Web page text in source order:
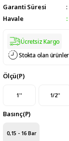
Garanti Süresi
Havale
Ücretsiz Kargo
Stokta olan
Ölçü(P)
1'' 1/2''
Basınç(P)
0,15 - 16 Bar